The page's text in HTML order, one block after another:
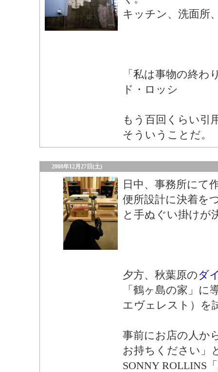
キッチン、洗面
「私は事物の終
ド・ロッシ
もう百回くらい引
そういうことだ。
2008年12月27日(土)
日中、事務所にて
便所設計に決着を
と手ぬぐい掛けが
夕方、秋葉原のダ
「鶴ヶ島の家」に
エヴェレスト）を
事前にお店の人か
お持ちください」
SONNY ROLLINS